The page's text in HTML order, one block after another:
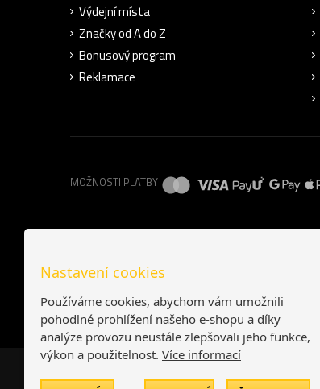
Výdejní místa
Značky od A do Z
Bonusový program
Reklamace
MOŽNOSTI PLATBY
Nastavení cookies
Používáme cookies, abychom vám umožnili
pohodlné prohlížení našeho e-shopu a díky
analýze provozu neustále zlepšovali jeho funkce,
výkon a použitelnost. Více informací